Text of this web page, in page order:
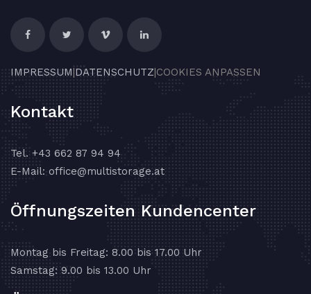
IMPRESSUM DATENSCHUTZ COOKIES ANPASSEN
Kontakt
Tel.+43 662 87 94 94
E-Mail:office@multistorage.at
Öffnungszeiten Kundencenter
Montag bis Freitag: 8.00 bis 17.00 Uhr
Samstag: 9.00 bis 13.00 Uhr